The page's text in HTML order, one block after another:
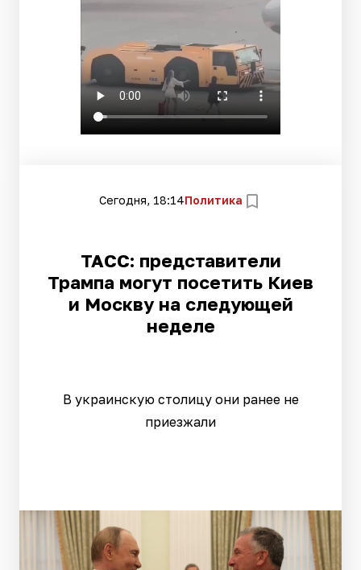
Сегодня, 18:14Политика
ТАСС: представители
Трампа могут посетить Киев
и Москву на следующей
неделе
В украинскую столицу они ранее не
приезжали